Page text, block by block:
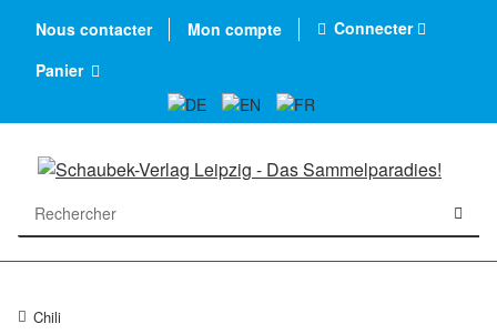
Nous contacter Mon compte
Connecter
Panier
Chili